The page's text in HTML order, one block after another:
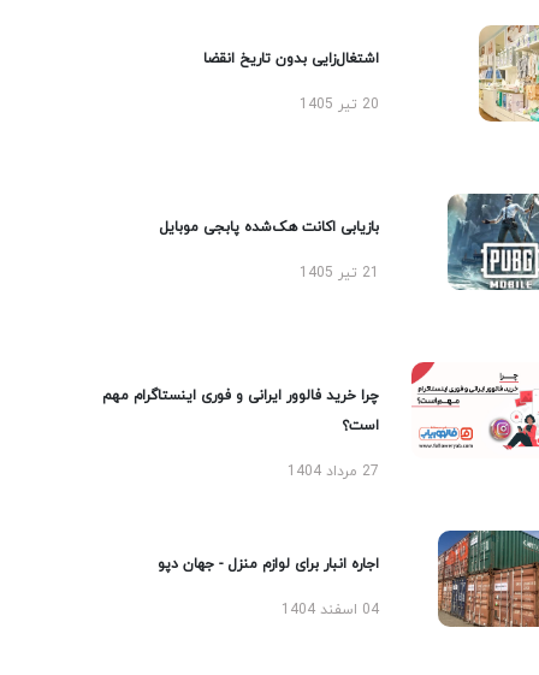
اشتغال‌زایی بدون تاریخ انقضا
20 تیر 1405
بازیابی اکانت هک‌شده پابجی موبایل
چرا خرید فالوور ایرانی و فوری اینستاگرام مهم
است؟
27 مرداد 1404
اجاره انبار برای لوازم منزل - جهان دپو
04 اسفند 1404